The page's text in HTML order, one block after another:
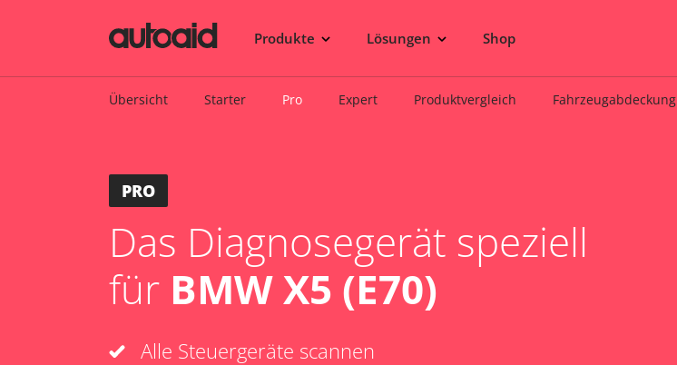
Produkte Lösungen Shop
Übersicht Starter Pro Expert Produktvergleich Fahrzeugabdeckung
PRO
Das Diagnosegerät speziell
für BMW X5 (E70)
Alle Steuergeräte scannen